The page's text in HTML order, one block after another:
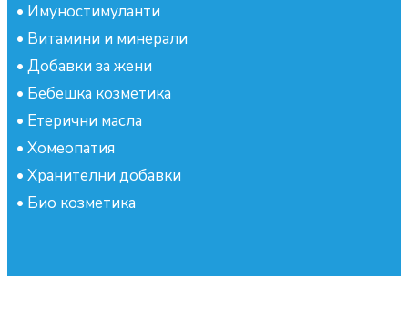
• Имуностимуланти
• Витамини и минерали
• Добавки за жени
• Бебешка козметика
• Етерични масла
• Хомеопатия
• Хранителни добавки
• Био козметика